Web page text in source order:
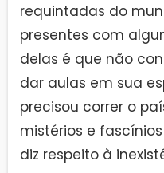
requintadas do
presentes com
delas é que não
dar aulas em sua
precisou correr o
mistérios e
diz respeito à